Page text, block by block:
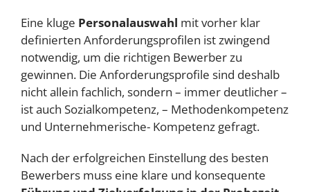
Eine kluge Personalauswahl mit vorher klar
definierten Anforderungsprofilen ist zwingend
notwendig, um die richtigen Bewerber zu
gewinnen. Die Anforderungsprofile sind deshalb
nicht allein fachlich, sondern – immer deutlicher –
ist auch Sozialkompetenz, – Methodenkompetenz
und Unternehmerische- Kompetenz gefragt.
Nach der erfolgreichen Einstellung des besten
Bewerbers muss eine klare und konsequente